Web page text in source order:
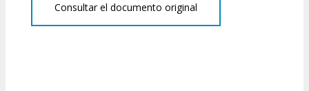
Consultar el documento original